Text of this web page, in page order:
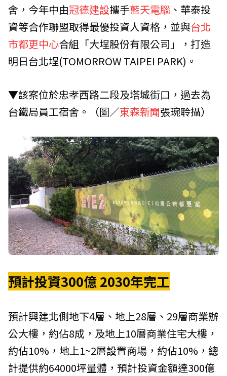
舍，今年中由冠德建設攜手藍天電腦 、華泰投
資等合作聯盟取得最優投資人資格，並與台北
市都更中心合組「大埕股份有限公司」，打造
明日台北埕(TOMORROW TAIPEI PARK)。
▼該案位於忠孝西路二段及塔城街口，過去為
台鐵局員工宿舍。（圖／東森新聞張琬聆攝）
預計投資300億 2030年完工
預計興建北側地下4層、地上28層、29層商業辦
公大樓，約佔8成，及地上10層商業住宅大樓，
約佔10%，地上1~2層設置商場，約佔10%，總
計提供約64000坪量體，預計投資金額達300億